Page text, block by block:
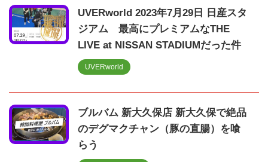
UVERworld 2023年7月29日 日産スタ
ジアム 最高にプレミアムなTHE
LIVE at NISSAN STADIUMだった件
UVERworld
ブルバム 新大久保店 新大久保で絶品
のデグマクチャン（豚の直腸）を喰
らう